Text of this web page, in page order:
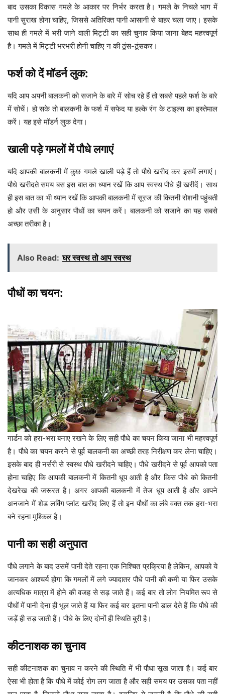
बाद उसका विकास गमले के आकार पर निर्भर करता है। गमले के निचले भाग में
पानी सुराख होना चाहिए, जिससे अतिरिक्त पानी आसानी से बाहर चला जाए। इसके
साथ ही गमले में भरी जाने वाली मिट्टी का सही चुनाव किया जाना बेहद महत्त्वपूर्ण
है। गमले में मिट्टी भरभरी होनी चाहिए न की ठूंस-ठूंसकर।
फर्श को दें मॉडर्न लुक:
यदि आप अपनी बालकनी को सजाने के बारे में सोच रहे हैं तो सबसे पहले फर्श के बारे
में सोचें। हो सके तो बालकनी के फर्श में सफेद या हल्के रंग के टाइल्स का इस्तेमाल
करें। यह इसे मॉडर्न लुक देगा।
खाली पड़े गमलों में पौधे लगाएं
यदि आपकी बालकनी में कुछ गमले खाली पड़े हैं तो पौधे खरीद कर इसमें लगाएं।
पौधे खरीदते समय बस इस बात का ध्यान रखें कि आप स्वस्थ पौधे ही खरीदें। साथ
ही इस बात का भी ध्यान रखें कि आपकी बालकनी में सूरज की कितनी रोशनी पहुंचती
हो और उसी के अनुसार पौधों का चयन करें। बालकनी को सजाने का यह सबसे
अच्छा तरीका है।
Also Read: घर स्वस्थ तो आप स्वस्थ
पौधों का चयन:
गार्डन को हरा-भरा बनाए रखने के लिए सही पौधे का चयन किया जाना भी महत्त्वपूर्ण
है। पौधे का चयन करने से पूर्व बालकनी का अच्छी तरह निरीक्षण कर लेना चाहिए।
इसके बाद ही नर्सरी से स्वस्थ पौधे खरीदने चाहिए। पौधे खरीदने से पूर्व आपको पता
होना चाहिए कि आपकी बालकनी में कितनी धूप आती है और किस पौधे को कितनी
देखरेख की जरूरत है। अगर आपकी बालकनी में तेज धूप आती है और आपने
अनजाने में शेड लविंग प्लांट खरीद लिए हैं तो इन पौधों का लंबे वक्त तक हरा-भरा
बने रहना मुश्किल है।
पानी का सही अनुपात
पौधे लगाने के बाद उसमें पानी देते रहना एक निश्चित प्रक्रिया है लेकिन, आपको ये
जानकर आश्चर्य होगा कि गमलों में लगे ज्यादातर पौधे पानी की कमी या फिर उसके
अत्यधिक मात्रा में होने की वजह से सड़ जाते हैं। कई बार तो लोग नियमित रूप से
पौधों में पानी देना ही भूल जाते हैं या फिर कई बार इतना पानी डाल देते हैं कि पौधे की
जड़ें ही सड़ जाती हैं। पौधे के लिए दोनों ही स्थिति बुरी है।
कीटनाशक का चुनाव
सही कीटनाशक का चुनाव न करने की स्थिति में भी पौधा सूख जाता है। कई बार
ऐसा भी होता है कि पौधे में कोई रोग लग जाता है और सही समय पर उसका पता नहीं